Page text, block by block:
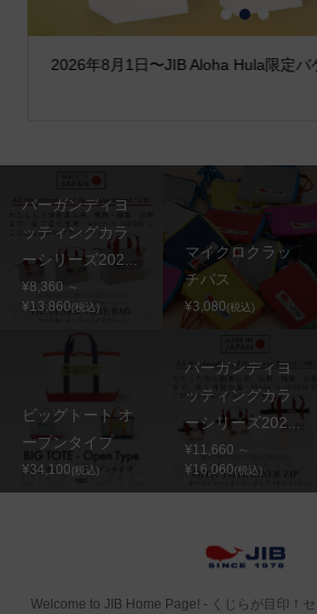
2026年8月1日〜JIB Aloha Hula限定バ
1 2 3
バーガンディヨ
ッティングカラ
ーシリーズ202...
¥8,360 ～
¥13,860(税込)
マイクロクラッ
チパス
¥3,080(税込)
ビッグトート オ
ープンタイプ
¥34,100(税込)
バーガンディヨ
ッティングカラ
ーシリーズ202...
¥11,660 ～
¥16,060(税込)
Welcome to JIB Home Page! ‐ くじらが目印！